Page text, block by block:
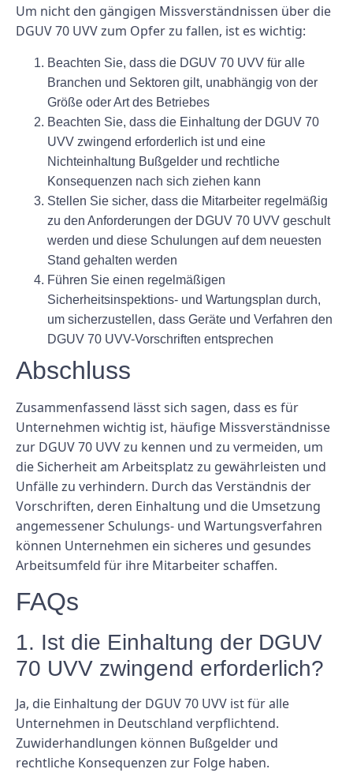
Um nicht den gängigen Missverständnissen über die
DGUV 70 UVV zum Opfer zu fallen, ist es wichtig:
Beachten Sie, dass die DGUV 70 UVV für alle
Branchen und Sektoren gilt, unabhängig von der
Größe oder Art des Betriebes
Beachten Sie, dass die Einhaltung der DGUV 70
UVV zwingend erforderlich ist und eine
Nichteinhaltung Bußgelder und rechtliche
Konsequenzen nach sich ziehen kann
Stellen Sie sicher, dass die Mitarbeiter regelmäßig
zu den Anforderungen der DGUV 70 UVV geschult
werden und diese Schulungen auf dem neuesten
Stand gehalten werden
Führen Sie einen regelmäßigen
Sicherheitsinspektions- und Wartungsplan durch,
um sicherzustellen, dass Geräte und Verfahren den
DGUV 70 UVV-Vorschriften entsprechen
Abschluss
Zusammenfassend lässt sich sagen, dass es für
Unternehmen wichtig ist, häufige Missverständnisse
zur DGUV 70 UVV zu kennen und zu vermeiden, um
die Sicherheit am Arbeitsplatz zu gewährleisten und
Unfälle zu verhindern. Durch das Verständnis der
Vorschriften, deren Einhaltung und die Umsetzung
angemessener Schulungs- und Wartungsverfahren
können Unternehmen ein sicheres und gesundes
Arbeitsumfeld für ihre Mitarbeiter schaffen.
FAQs
1. Ist die Einhaltung der DGUV
70 UVV zwingend erforderlich?
Ja, die Einhaltung der DGUV 70 UVV ist für alle
Unternehmen in Deutschland verpflichtend.
Zuwiderhandlungen können Bußgelder und
rechtliche Konsequenzen zur Folge haben.